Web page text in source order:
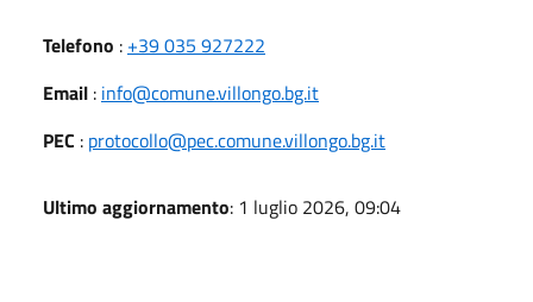
Telefono : +39 035 927222
Email : info@comune.villongo.bg.it
PEC : protocollo@pec.comune.villongo.bg.it
Ultimo aggiornamento: 1 luglio 2026, 09:04